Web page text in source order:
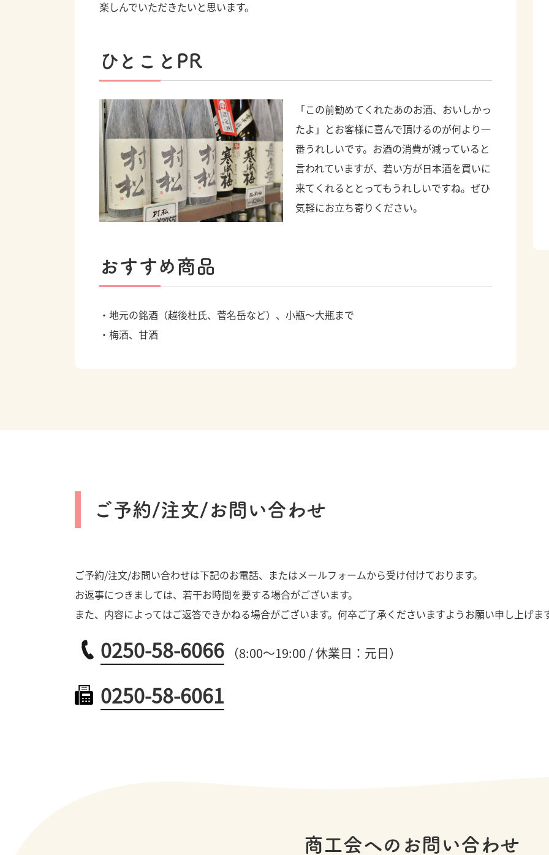
楽しんでいただきたいと思います。
ひとことPR
「この前勧めてくれたあのお酒、おいしかっ
たよ」とお客様に喜んで頂けるのが何より一
番うれしいです。お酒の消費が減っていると
言われていますが、若い方が日本酒を買いに
来てくれるととってもうれしいですね。ぜひ
気軽にお立ち寄りください。
おすすめ商品
・地元の銘酒（越後杜氏、菅名岳など）、小瓶～大瓶まで
・梅酒、甘酒
ご予約/注文/お問い合わせ
ご予約/注文/お問い合わせは下記のお電話、またはメールフォームから受け付けております。
お返事につきましては、若干お時間を要する場合がございます。
また、内容によってはご返答できかねる場合がございます。何卒ご了承くださいますようお願い申し上げま
0250-58-6066 （8:00～19:00 / 休業日：元日）
0250-58-6061
商工会へのお問い合わせ